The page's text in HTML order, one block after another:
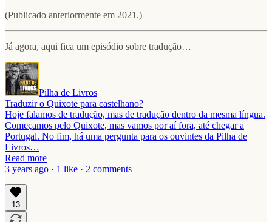
(Publicado anteriormente em 2021.)
Já agora, aqui fica um episódio sobre tradução…
Pilha de Livros
Traduzir o Quixote para castelhano?
Hoje falamos de tradução, mas de tradução dentro da mesma língua.
Começamos pelo Quixote, mas vamos por aí fora, até chegar a
Portugal. No fim, há uma pergunta para os ouvintes da Pilha de
Livros…
Read more
3 years ago · 1 like · 2 comments
13